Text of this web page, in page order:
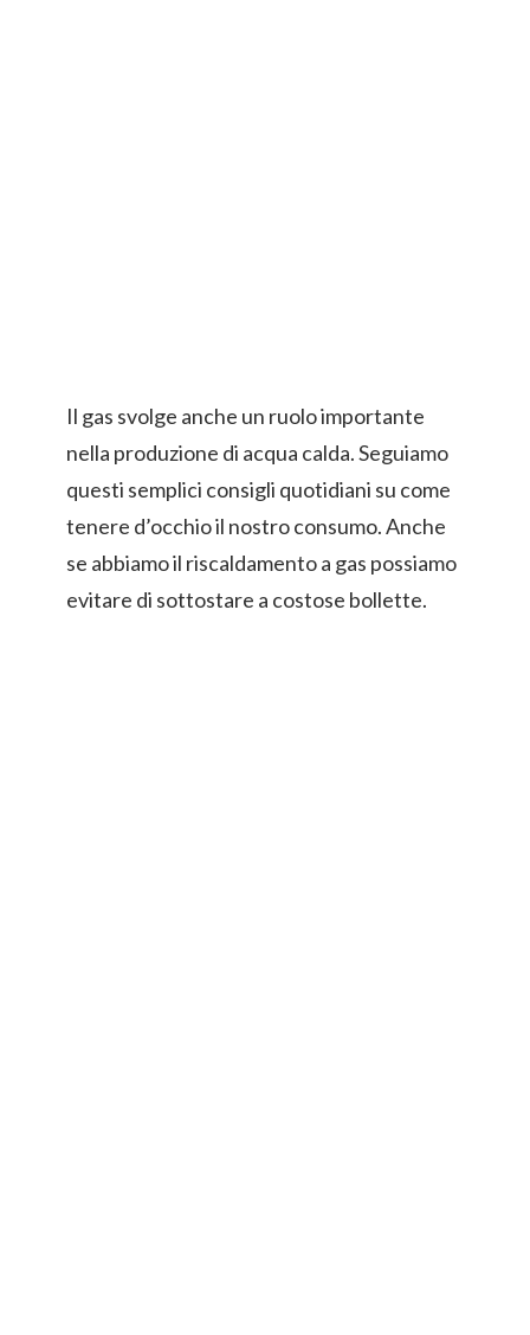
Il gas svolge anche un ruolo importante
nella produzione di acqua calda. Seguiamo
questi semplici consigli quotidiani su come
tenere d’occhio il nostro consumo. Anche
se abbiamo il riscaldamento a gas possiamo
evitare di sottostare a costose bollette.